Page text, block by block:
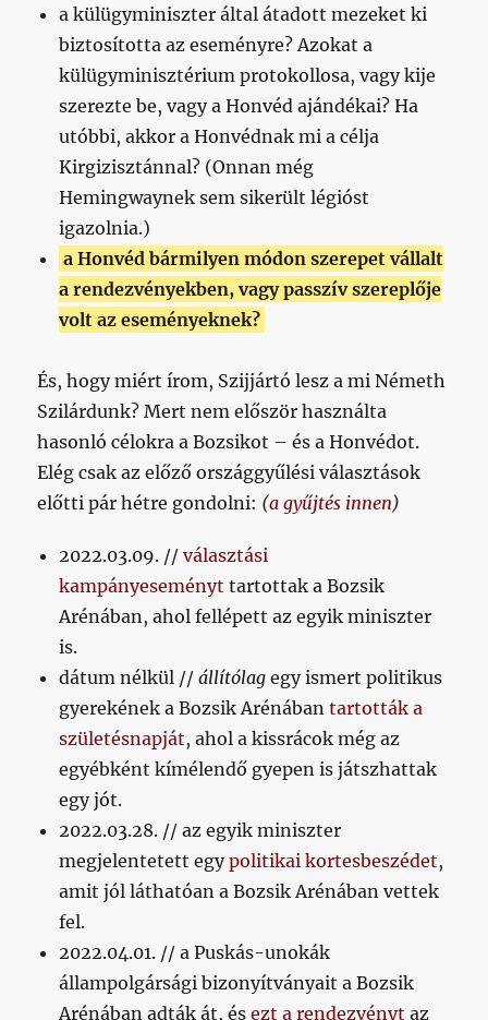
a külügyminiszter által átadott mezeket ki
biztosította az eseményre? Azokat a
külügyminisztérium protokollosa, vagy kije
szerezte be, vagy a Honvéd ajándékai? Ha
utóbbi, akkor a Honvédnak mi a célja
Kirgizisztánnal? (Onnan még
Hemingwaynek sem sikerült légióst
igazolnia.)
a Honvéd bármilyen módon szerepet vállalt
a rendezvényekben, vagy passzív szereplője
volt az eseményeknek?
És, hogy miért írom, Szijjártó lesz a mi Németh
Szilárdunk? Mert nem először használta
hasonló célokra a Bozsikot – és a Honvédot.
Elég csak az előző országgyűlési választások
előtti pár hétre gondolni: (a gyűjtés innen)
2022.03.09. //választási
kampányeseményt tartottak a Bozsik
Arénában, ahol fellépett az egyik miniszter
is.
dátum nélkül //állítólag egy ismert politikus
gyerekének a Bozsik Arénábantartották a
születésnapját, ahol a kissrácok még az
egyébként kímélendő gyepen is játszhattak
egy jót.
2022.03.28. // az egyik miniszter
megjelentetett egypolitikai kortesbeszédet,
amit jól láthatóan a Bozsik Arénában vettek
fel.
2022.04.01. // a Puskás-unokák
állampolgársági bizonyítványait a Bozsik
Arénában adták át, ésezt a rendezvényt az